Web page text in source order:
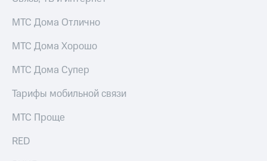
МТС Дома Отлично
МТС Дома Хорошо
МТС Дома Супер
Тарифы мобильной связи
МТС Проще
RED